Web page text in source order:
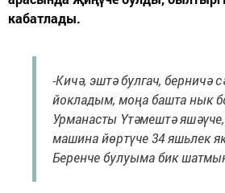
кабатлады.
-Кичә, эштә булгач, берничә
йокладым, моңа башта нык
Урманасты Үтәмештә
машина йөртүче 34 яшьлек
Беренче булуыма бик